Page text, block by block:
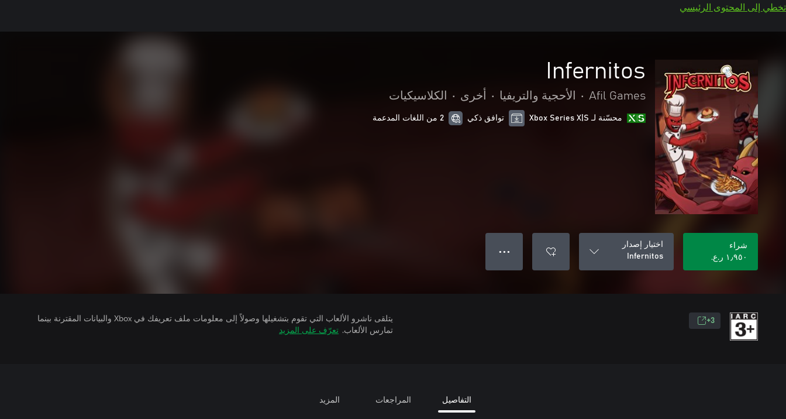
تخطي إلى المحتوى الرئيسي
Infernitos
Afil Games
• الأحجية والتريفيا • أخرى • الكلاسيكيات
محسّنة لـ Xbox Series X|S توافق ذكي 2 من اللغات المدعمة
شراء
١٫٩٥٠ ر.ع.‏
اختيار إصدار
Infernitos
● ● ●
3+
يتلقى ناشرو الألعاب التي تقوم بتشغيلها وصولاً إلى معلومات ملف تعريفك في Xbox والبيانات المقترنة بينما
تمارس الألعاب. تعرّف على المزيد
التفاصيل المراجعات المزيد